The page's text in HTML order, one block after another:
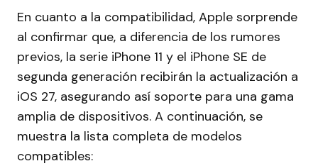
En cuanto a la compatibilidad, Apple sorprende
al confirmar que, a diferencia de los rumores
previos, la serie iPhone 11 y el iPhone SE de
segunda generación recibirán la actualización a
iOS 27, asegurando así soporte para una gama
amplia de dispositivos. A continuación, se
muestra la lista completa de modelos
compatibles: